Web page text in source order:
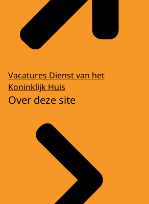
Vacatures Dienst van het
Koninklijk Huis
Over deze site